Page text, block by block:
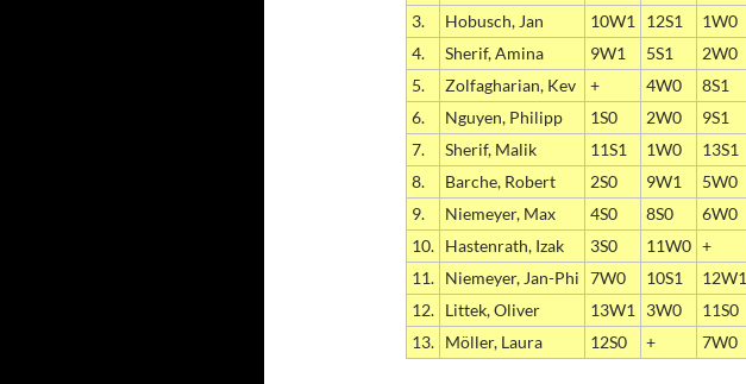
3.
Hobusch, Jan 10W1 12S1 1W0
4.
Sherif, Amina 9W1 5S1 2W0
5.
Zolfagharian, Kev + 4W0 8S1
6.
Nguyen, Philipp 1S0 2W0 9S1
7.
Sherif, Malik 11S1 1W0 13S1
8.
Barche, Robert 2S0 9W1 5W0
9.
Niemeyer, Max 4S0 8S0 6W0
10. Hastenrath, Izak 3S0 11W0 +
11. Niemeyer, Jan-Phi 7W0 10S1 12W1
12. Littek, Oliver 13W1 3W0 11S0
13. Möller, Laura 12S0 + 7W0